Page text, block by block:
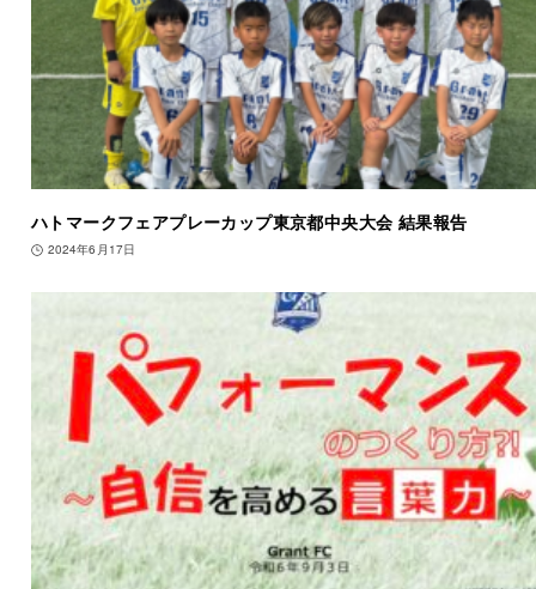
ハトマークフェアプレーカップ東京都中央大会 結果報告
2024年6月17日